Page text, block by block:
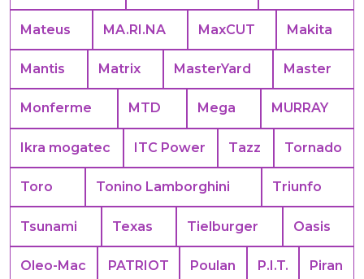
Mateus MA.RI.NA MaxCUT Makita
Mantis Matrix MasterYard Master
Monferme MTD Mega MURRAY
Ikra mogatec ITC Power Tazz Tornado
Toro Tonino Lamborghini Triunfo
Tsunami Texas Tielburger Oasis
Oleo-Mac PATRIOT Poulan P.I.T. Piran